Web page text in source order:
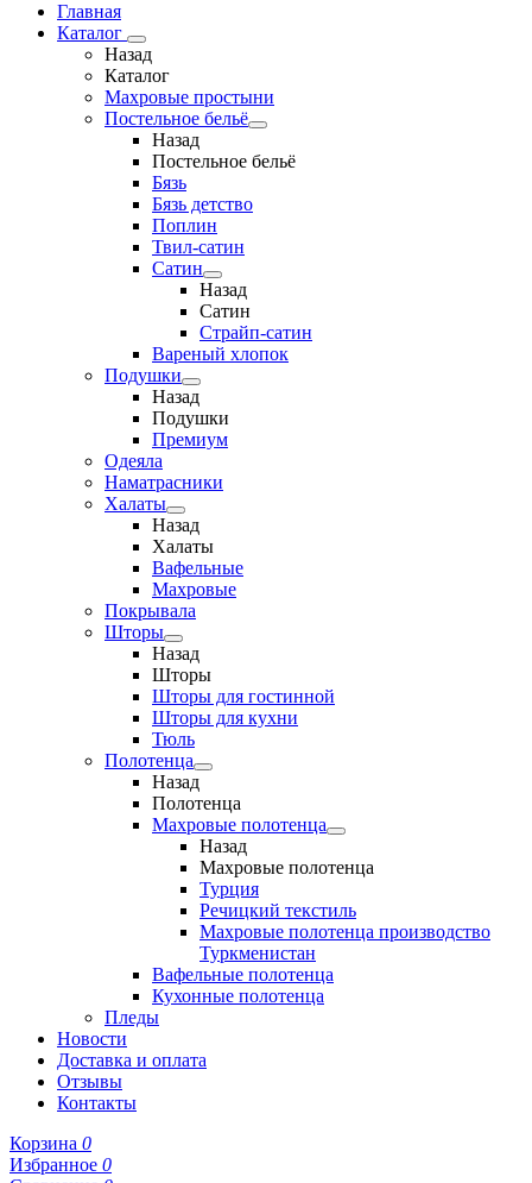
Главная
Каталог
Назад
Каталог
Махровые простыни
Постельное бельё
Назад
Постельное бельё
Бязь
Бязь детство
Поплин
Твил-сатин
Сатин
Назад
Сатин
Страйп-сатин
Вареный хлопок
Подушки
Назад
Подушки
Премиум
Одеяла
Наматрасники
Халаты
Назад
Халаты
Вафельные
Махровые
Покрывала
Шторы
Назад
Шторы
Шторы для гостинной
Шторы для кухни
Тюль
Полотенца
Назад
Полотенца
Махровые полотенца
Назад
Махровые полотенца
Турция
Речицкий текстиль
Махровые полотенца производство
Туркменистан
Вафельные полотенца
Кухонные полотенца
Пледы
Новости
Доставка и оплата
Отзывы
Контакты
Корзина 0
Избранное 0